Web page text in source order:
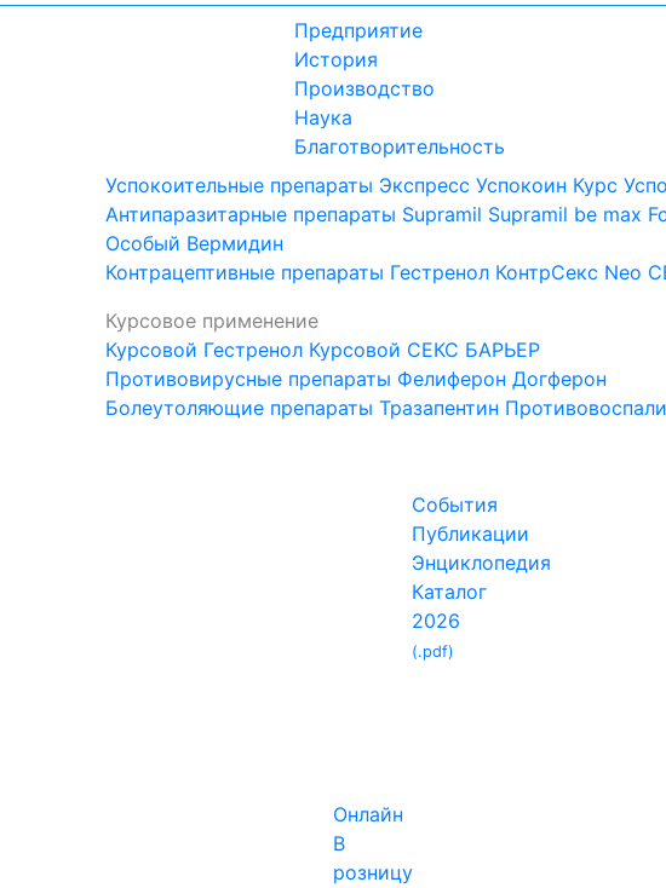
Предприятие
История
Производство
Наука
Благотворительность
Успокоительные препараты Экспресс Успокоин Курс
Антипаразитарные препараты Supramil Supramil be max
Особый Вермидин
Контрацептивные препараты Гестренол КонтрСекс Neo
Курсовое применение
Курсовой Гестренол Курсовой СЕКС БАРЬЕР
Противовирусные препараты Фелиферон Догферон
Болеутоляющие препараты Тразапентин
События
Публикации
Энциклопедия
Каталог
2026
(.pdf)
Онлайн
В
розницу